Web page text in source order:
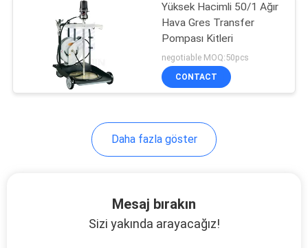
Yüksek Hacimli 50/1 Ağır
Hava Gres Transfer
Pompası Kitleri
negotiable MOQ:50pcs
CONTACT
Daha fazla göster
Mesaj bırakın
Sizi yakında arayacağız!